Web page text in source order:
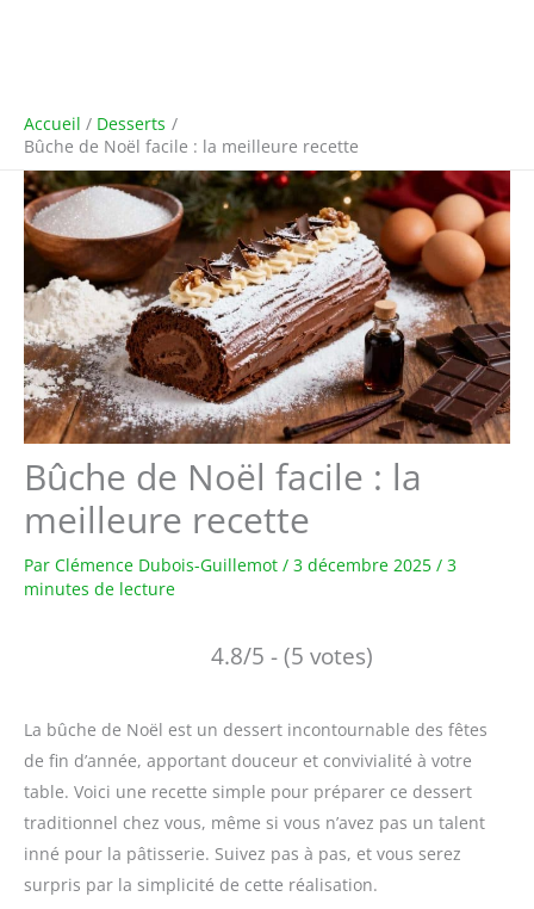
Accueil
Desserts
Bûche de Noël facile : la meilleure recette
Bûche de Noël facile : la
meilleure recette
Par Clémence Dubois-Guillemot / 3 décembre 2025 / 3
minutes de lecture
4.8/5 - (5 votes)
La bûche de Noël est un dessert incontournable des fêtes
de fin d’année, apportant douceur et convivialité à votre
table. Voici une recette simple pour préparer ce dessert
traditionnel chez vous, même si vous n’avez pas un talent
inné pour la pâtisserie. Suivez pas à pas, et vous serez
surpris par la simplicité de cette réalisation.